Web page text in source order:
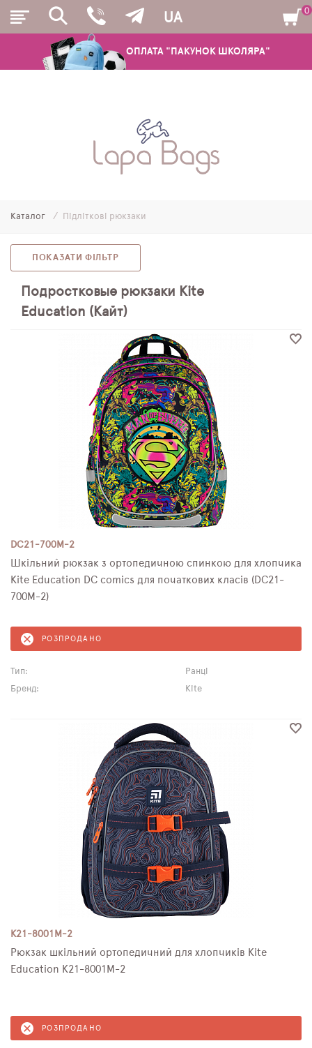
ОПЛАТА "ПАКУНОК ШКОЛЯРА"
UA
ШКІЛЬНІ РЮКЗАКИ ТА РАНЦІ
МОЛОДІЖНІ РЮКЗАКИ
ПЕНАЛИ
МІШКИ ДЛЯ ВЗУТТЯ
SCHOOL STANDARD
0
Каталог Підліткові рюкзаки
ПОКАЗАТИ ФІЛЬТР
Подростковые рюкзаки Kite
Education (Кайт)
DC21-700M-2
Шкільний рюкзак з ортопедичною спинкою для хлопчика
Kite Education DC comics для початкових класів (DC21-
700M-2)
РОЗПРОДАНО
Тип:
Ранці
Бренд:
Kite
K21-8001M-2
Рюкзак шкільний ортопедичний для хлопчиків Kite
Education K21-8001M-2
РОЗПРОДАНО